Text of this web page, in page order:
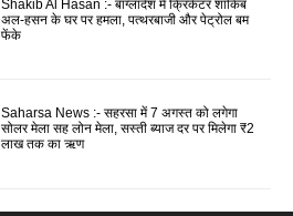
Shakib Al Hasan :- बांग्लादेश में क्रिकेटर शाकिब
अल-हसन के घर पर हमला, पत्थरबाजी और पेट्रोल बम
फेंके
Saharsa News :- सहरसा में 7 अगस्त को लगेगा
सोलर मेला सह लोन मेला, सस्ती ब्याज दर पर मिलेगा ₹2
लाख तक का ऋण